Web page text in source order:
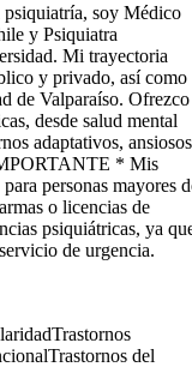
psiquiatría, soy Médico
y Psiquiatra
Mi trayectoria
y privado, así como
de Valparaíso. Ofrezco
desde salud mental
adaptativos, ansiosos
* Mis
personas mayores
o licencias de
psiquiátricas, ya
de urgencia.
Trastornos
Trastornos del